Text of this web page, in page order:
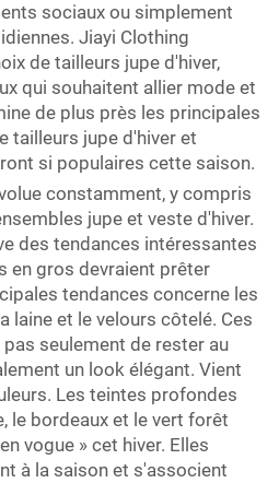
sociaux ou simplement
Jiayi Clothing
de tailleurs jupe d'hiver,
qui souhaitent allier mode et
de plus près les principales
tailleurs jupe d'hiver et
si populaires cette saison.
constamment, y compris
jupe et veste d'hiver.
des tendances intéressantes
en gros devraient prêter
tendances concerne les
laine et le velours côtelé. Ces
seulement de rester au
un look élégant. Vient
Les teintes profondes
le bordeaux et le vert forêt
vogue » cet hiver. Elles
à la saison et s'associent